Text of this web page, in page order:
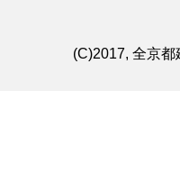
(C)2017, 全京